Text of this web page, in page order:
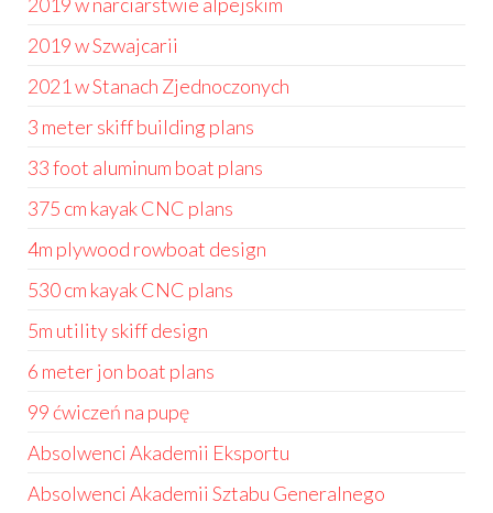
2019 w Szwajcarii
2021 w Stanach Zjednoczonych
3 meter skiff building plans
33 foot aluminum boat plans
375 cm kayak CNC plans
4m plywood rowboat design
530 cm kayak CNC plans
5m utility skiff design
6 meter jon boat plans
99 ćwiczeń na pupę
Absolwenci Akademii Eksportu
Absolwenci Akademii Sztabu Generalnego